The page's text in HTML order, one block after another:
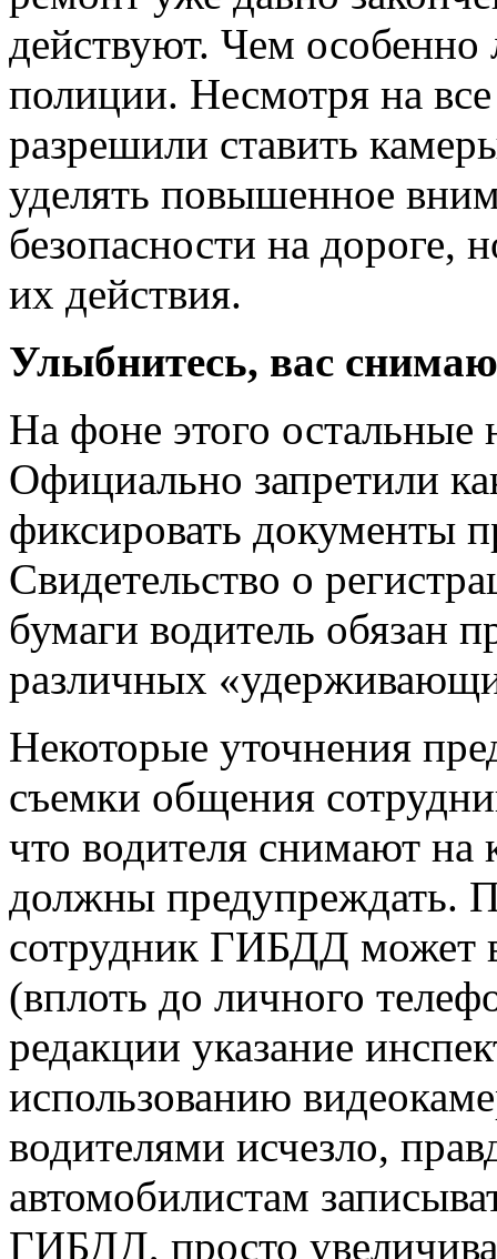
действуют. Чем особенно
полиции. Несмотря на все
разрешили ставить
уделять повышенное
безопасности на дороге,
их действия.
Улыбнитесь, вас
На фоне этого
Официально запретили
фиксировать документы
Свидетельство о
бумаги водитель обязан
различных
Некоторые уточнения
съемки общения
что водителя снимают на
должны предупреждать.
сотрудник ГИБДД может
(вплоть до личного
редакции указание
использованию
водителями исчезло,
автомобилистам
ГИБДД, просто